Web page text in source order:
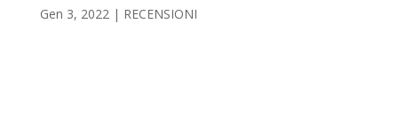
Gen 3, 2022| RECENSIONI